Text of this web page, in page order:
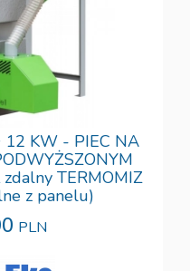
12 KW - PIEC NA
TERMOMIZ
z panelu)
PLN